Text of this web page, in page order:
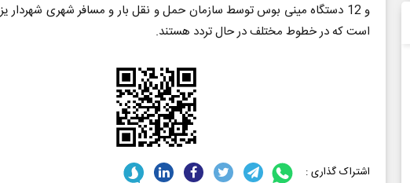
و 12 دستگاه مینی بوس توسط سازمان حمل و نقل بار و مسافر شهری شهردار
است که در خطوط مختلف در حال تردد هستند.
اشتراک گذاری :